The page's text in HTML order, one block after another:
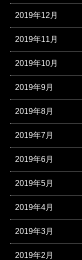
2019年12月
2019年11月
2019年10月
2019年9月
2019年8月
2019年7月
2019年6月
2019年5月
2019年4月
2019年3月
2019年2月